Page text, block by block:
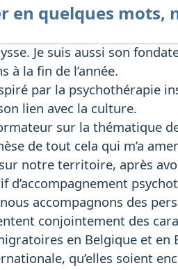
en quelques mots,
Je suis aussi son
à la fin de l’année.
par la psychothérapie
lien avec la culture.
sur la thématique
de tout cela qui m’a
notre territoire, après
d’accompagnement
accompagnons des
conjointement des
en Belgique et en
qu’elles soient